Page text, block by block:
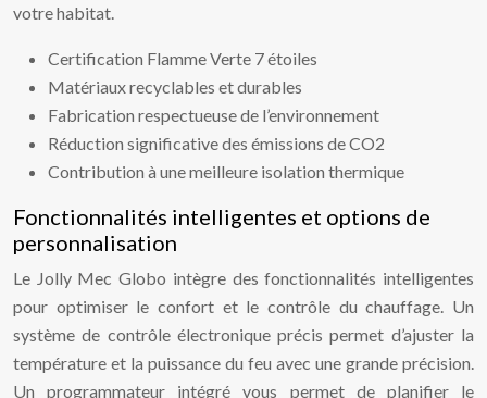
votre habitat.
Certification Flamme Verte 7 étoiles
Matériaux recyclables et durables
Fabrication respectueuse de l’environnement
Réduction significative des émissions de CO2
Contribution à une meilleure isolation thermique
Fonctionnalités intelligentes et options de
personnalisation
Le Jolly Mec Globo intègre des fonctionnalités intelligentes
pour optimiser le confort et le contrôle du chauffage. Un
système de contrôle électronique précis permet d’ajuster la
température et la puissance du feu avec une grande précision.
Un programmateur intégré vous permet de planifier le